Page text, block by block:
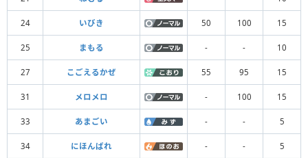
24 いびき 50 100 15
25 まもる - - 10
27 こごえるかぜ 55 95 15
31 メロメロ - 100 15
33 あまごい - - 5
34 にほんばれ - - 5